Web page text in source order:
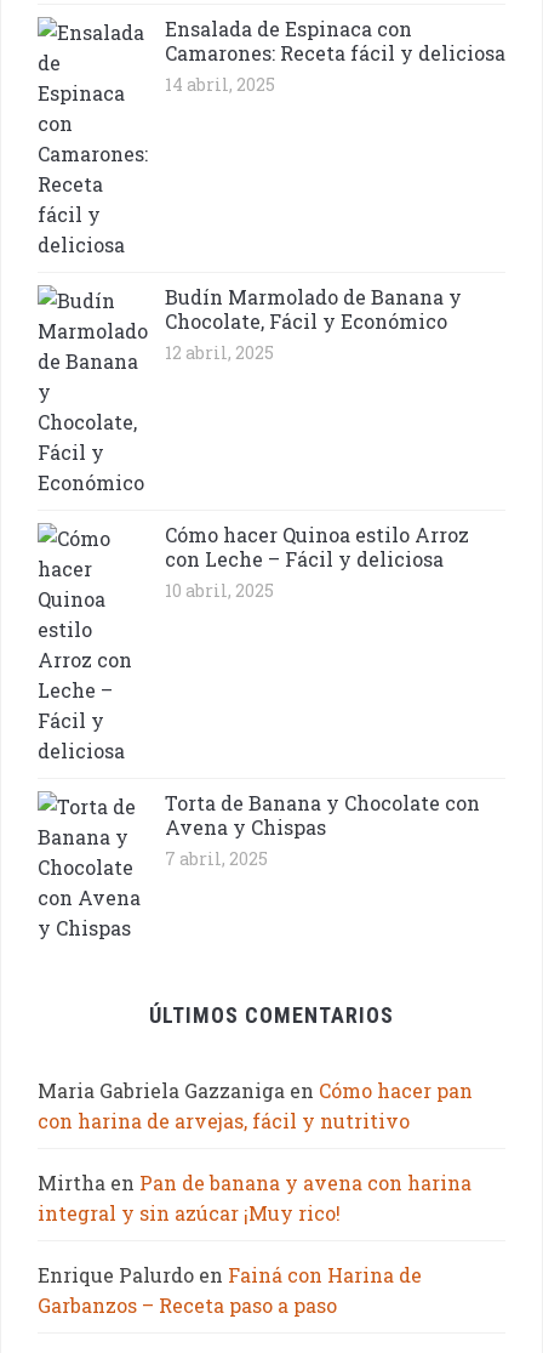
Ensalada de Espinaca con
Camarones: Receta fácil y deliciosa
14 abril, 2025
Budín Marmolado de Banana y
Chocolate, Fácil y Económico
12 abril, 2025
Cómo hacer Quinoa estilo Arroz
con Leche – Fácil y deliciosa
10 abril, 2025
Torta de Banana y Chocolate con
Avena y Chispas
7 abril, 2025
ÚLTIMOS COMENTARIOS
Maria Gabriela Gazzaniga en Cómo hacer pan
con harina de arvejas, fácil y nutritivo
Mirtha en Pan de banana y avena con harina
integral y sin azúcar ¡Muy rico!
Enrique Palurdo en Fainá con Harina de
Garbanzos – Receta paso a paso